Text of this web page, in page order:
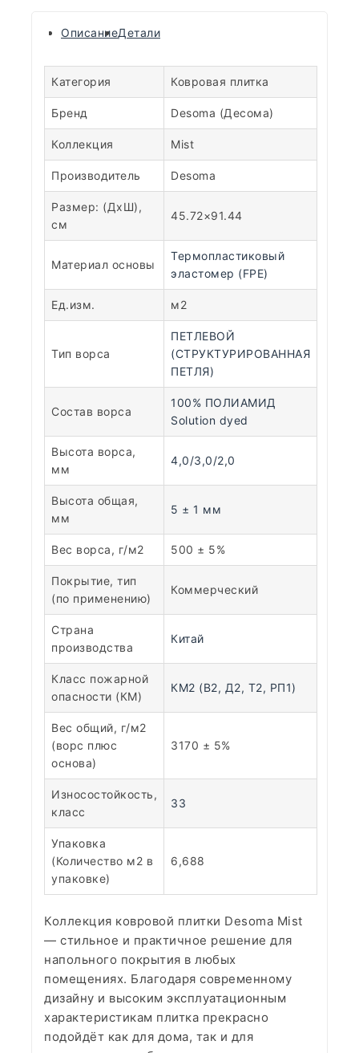
ОписаниеДетали
Категория Ковровая плитка
Бренд Desoma (Десома)
Коллекция Mist
Производитель Desoma
Размер: (ДхШ),
см
45.72×91.44
Материал основы
Термопластиковый
эластомер (FPE)
Ед.изм. м2
Тип ворса
ПЕТЛЕВОЙ
(СТРУКТУРИРОВАННАЯ
ПЕТЛЯ)
Состав ворса
100% ПОЛИАМИД
Solution dyed
Высота ворса,
мм
4,0/3,0/2,0
Высота общая,
мм
5 ± 1 мм
Вес ворса, г/м2 500 ± 5%
Покрытие, тип
(по применению)
Коммерческий
Страна
производства
Китай
Класс пожарной
опасности (КМ)
КМ2 (В2, Д2, Т2, РП1)
Вес общий, г/м2
(ворс плюс
основа)
3170 ± 5%
Износостойкость,
класс
33
Упаковка
(Количество м2 в
упаковке)
6,688
Коллекция ковровой плитки Desoma Mist
— стильное и практичное решение для
напольного покрытия в любых
помещениях. Благодаря современному
дизайну и высоким эксплуатационным
характеристикам плитка прекрасно
подойдёт как для дома, так и для